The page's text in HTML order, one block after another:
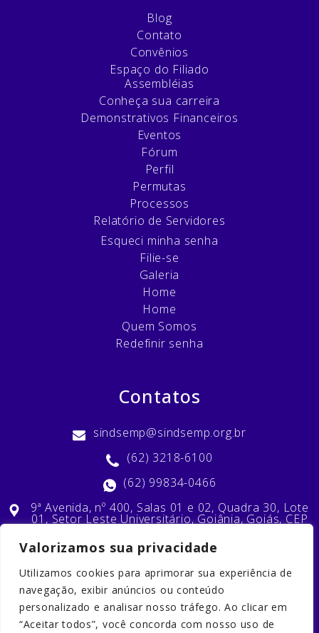
Valorizamos sua privacidade
Utilizamos cookies para aprimorar sua experiência de
navegação, exibir anúncios ou conteúdo
personalizado e analisar nosso tráfego. Ao clicar em
“Aceitar todos”, você concorda com nosso uso de
Blog
Contato
Convênios
Espaço do Filiado
Assembléias
Conheça sua carreira
Demonstrativos Financeiros
Eventos
Fórum
Perfil
Permutas
Processos
Relatório de Servidores
Esqueci minha senha
Filie-se
Galeria
Home
Home
Quem Somos
Redefinir senha
Contatos
sindsemp@sindsemp.org.br
(62) 3218-6100
(62) 99834-0466
9ª Avenida, nº 400, Salas 01 e 02, Quadra 30, Lote
01, Setor Leste Universitário, Goiânia, Goiás, CEP
Nossas Redes Sociais